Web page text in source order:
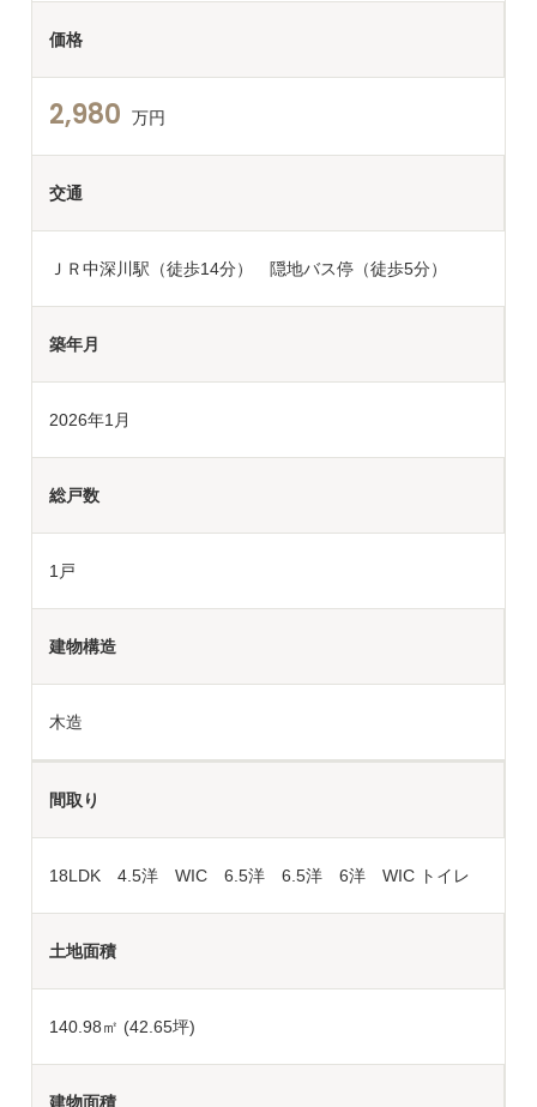
価格
2,980 万円
交通
ＪＲ中深川駅（徒歩14分） 隠地バス停（徒歩5分）
築年月
2026年1月
総戸数
1戸
建物構造
木造
間取り
18LDK 4.5洋 WIC 6.5洋 6.5洋 6洋 WIC トイレ
土地面積
140.98㎡ (42.65坪)
建物面積